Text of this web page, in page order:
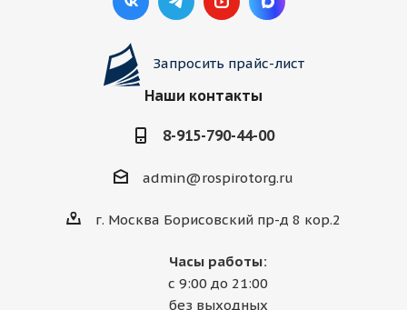
Запросить прайс-лист
Наши контакты
8-915-790-44-00
admin@rospirotorg.ru
г. Москва Борисовский пр-д 8 кор.2
Часы работы:
с 9:00 до 21:00
без выходных